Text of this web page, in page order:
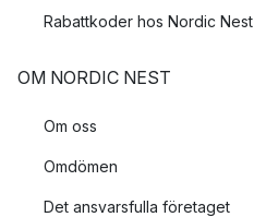
Rabattkoder hos Nordic Nest
OM NORDIC NEST
Om oss
Omdömen
Det ansvarsfulla företaget